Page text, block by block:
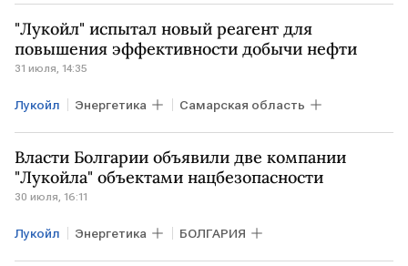
"Лукойл" испытал новый реагент для
повышения эффективности добычи нефти
31 июля, 14:35
Лукойл Энергетика Самарская область
Власти Болгарии объявили две компании
"Лукойла" объектами нацбезопасности
30 июля, 16:11
Лукойл Энергетика БОЛГАРИЯ